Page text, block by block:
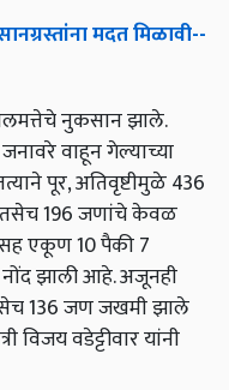
मदत मिळावी--
नुकसान झाले.
वाहून गेल्याच्या
पूर, अतिवृष्टीमुळे 436
तसेच 196 जणांचे केवळ
एकूण 10 पैकी 7
झाली आहे. अजूनही
136 जण जखमी झाले
विजय वडेट्टीवार यांनी